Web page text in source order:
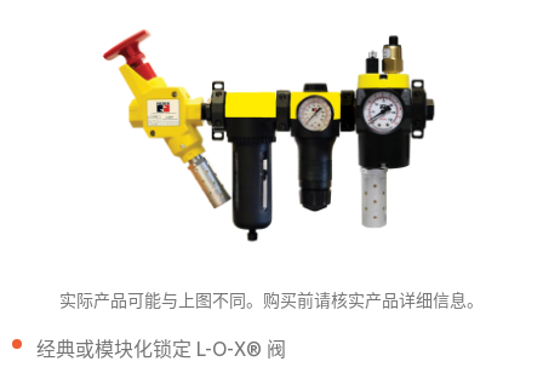
实际产品可能与上图不同。购买前请核实产品详细信息。
经典或模块化锁定 L-O-X® 阀
联系ROSS中国获取订购信息